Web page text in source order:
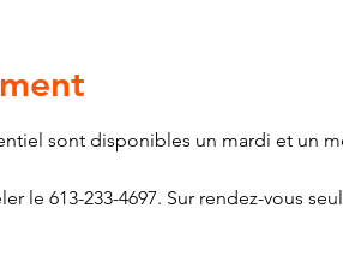
sont disponibles un mardi et un
le 613-233-4697. Sur rendez-vous